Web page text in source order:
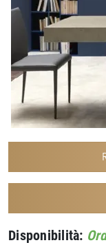
Disponibilità: